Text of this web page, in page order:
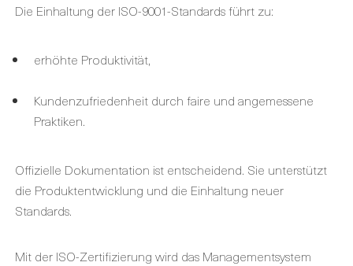
Die Einhaltung der ISO-9001-Standards führt zu:
erhöhte Produktivität,
Kundenzufriedenheit durch faire und angemessene
Praktiken.
Offizielle Dokumentation ist entscheidend. Sie unterstützt
die Produktentwicklung und die Einhaltung neuer
Standards.
Mit der ISO-Zertifizierung wird das Managementsystem